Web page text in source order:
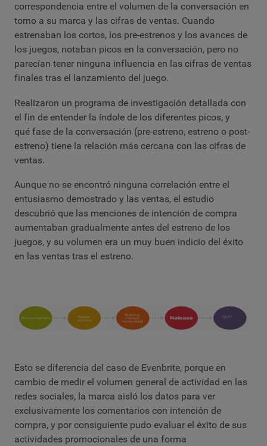
correspondencia entre el volumen de la conversación en
torno a su marca y las cifras de ventas. Cuando
estrenaban los cortos, los pre-estrenos y los avances de
los juegos, notaban picos en la conversación, pero no
parecían tener ninguna influencia en las cifras de ventas
finales tras el lanzamiento del juego.
Realizaron un programa de investigación detallada con
el fin de entender la índole de los diferentes picos, y
qué fase de la conversación (pre-estreno, estreno o post-
estreno) tiene la relación más cercana con las cifras de
ventas.
Aunque no se encontró ninguna correlación entre el
entusiasmo demostrado y las ventas, el estudio
descubrió que las menciones de intención de compra
aumentaban gradualmente antes del estreno de los
juegos, y su volumen era un muy buen indicio del éxito
en las ventas tras el estreno.
Esto se diferencia del caso de Evenbrite, porque en
cambio de medir el volumen general de actividad en las
redes sociales, la marca aisló los datos para ver
exclusivamente los comentarios con intención de
compra, y por consiguiente pudo evaluar el éxito de sus
actividades promocionales de una forma